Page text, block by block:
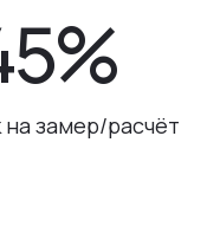
на замер/расчёт